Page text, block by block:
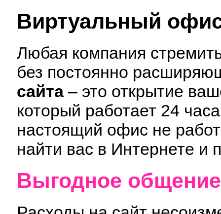
Виртуальный
Любая компания
без постоянно
сайта– это открытие
который работает 24
настоящий офис не
найти вас в Интернете
Выгодное общение